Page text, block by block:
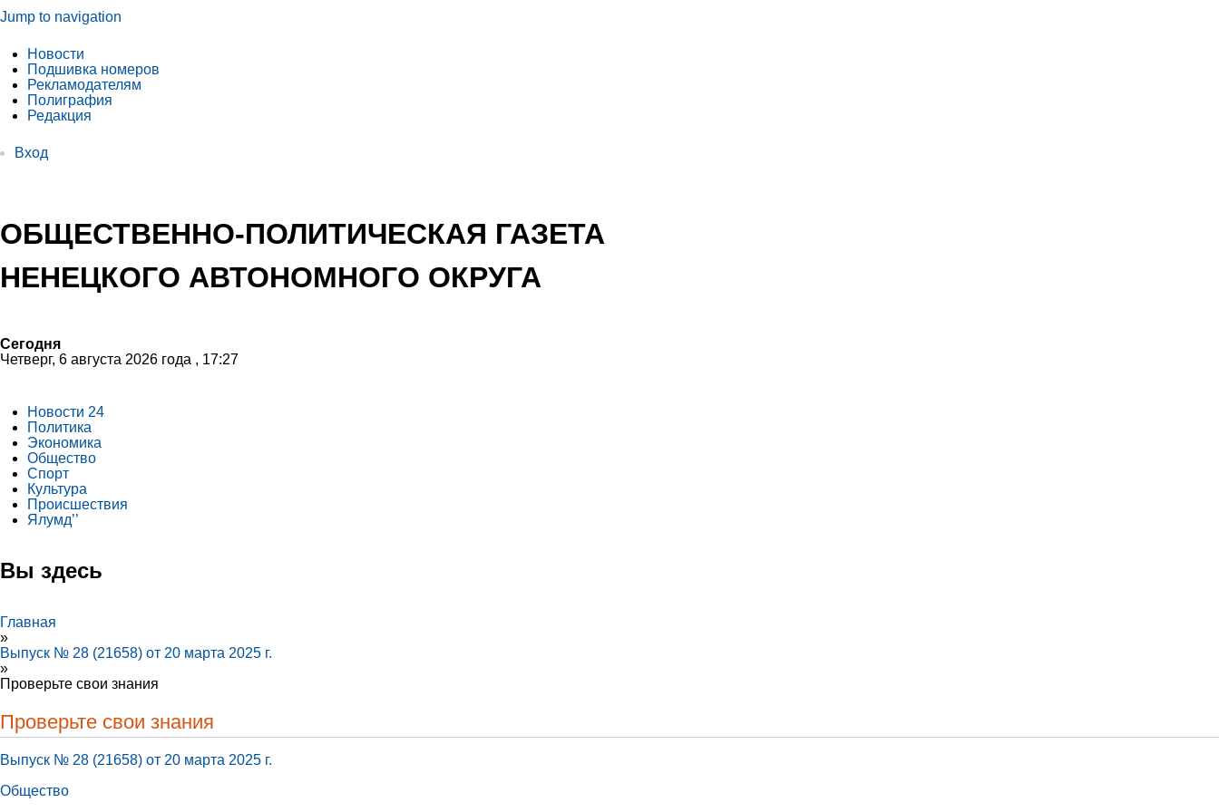
Jump to navigation
Новости
Подшивка номеров
Рекламодателям
Полиграфия
Редакция
Вход
ОБЩЕСТВЕННО-ПОЛИТИЧЕСКАЯ ГАЗЕТА
НЕНЕЦКОГО АВТОНОМНОГО ОКРУГА
Сегодня
Четверг, 6 августа 2026 года , 17:27
Новости 24
Политика
Экономика
Общество
Спорт
Культура
Происшествия
Ялумд’’
Вы здесь
Главная
»
Выпуск № 28 (21658) от 20 марта 2025 г.
»
Проверьте свои знания
Проверьте свои знания
Выпуск № 28 (21658) от 20 марта 2025 г.
Общество